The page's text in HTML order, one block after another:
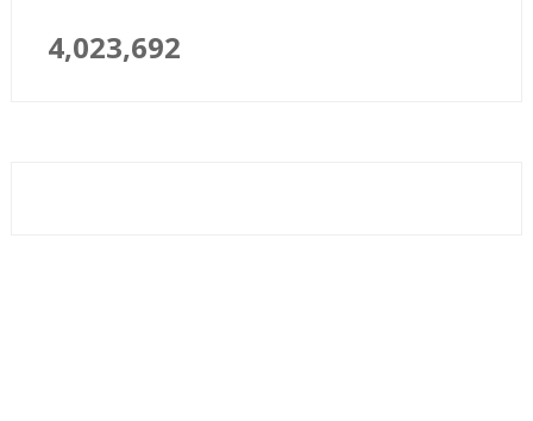
4,023,692